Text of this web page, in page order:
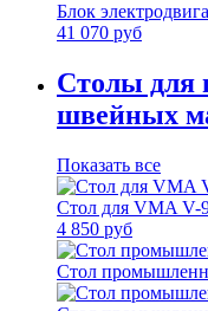
Блок
41 070 руб
Столы
швейных
Показать все
Стол для VMA V-
4 850 руб
Стол